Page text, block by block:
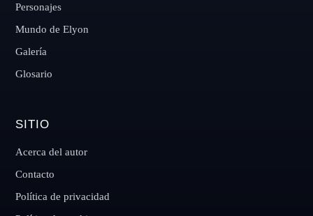
Personajes
Mundo de Elyon
Galería
Glosario
SITIO
Acerca del autor
Contacto
Política de privacidad